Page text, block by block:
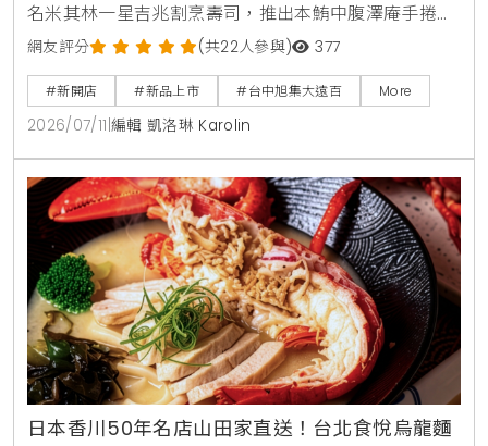
名米其林一星吉兆割烹壽司，推出本鮪中腹澤庵手捲與
蟹肉海膽空氣春捲。同步引進日本蜜柑鰤魚與NISSEI霜
淇淋聖代，更將台中在地的麻薏、大甲芋頭、東泉辣椒
醬融入和食料理中，打造15道只供應到9月7日的台中限
定旬味。
網友評分 (共22人參與) 377
#新開店 #新品上市 #台中旭集大遠百 More
2026/07/11 編輯 凱洛琳 Karolin
日本香川50年名店山田家直送！台北食悅烏龍麵